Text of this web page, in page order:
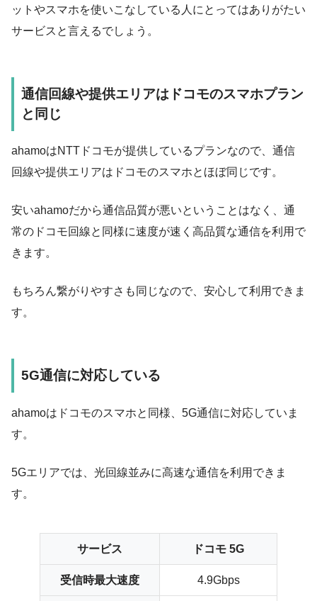
ットやスマホを使いこなしている人にとってはありがたい
サービスと言えるでしょう。
通信回線や提供エリアはドコモのスマホプラン
と同じ
ahamoはNTTドコモが提供しているプランなので、 通信
回線や提供エリアはドコモのスマホとほぼ同じです。
安いahamoだから通信品質が悪いということはなく、通
常のドコモ回線と同様に速度が速く高品質な通信を利用で
きます。
もちろん繋がりやすさも同じなので、安心して利用できま
す。
5G通信に対応している
ahamoはドコモのスマホと同様、 5G通信に対応していま
す。
5Gエリアでは、光回線並みに高速な通信を利用できま
す。
サービス ドコモ 5G
受信時最大速度 4.9Gbps